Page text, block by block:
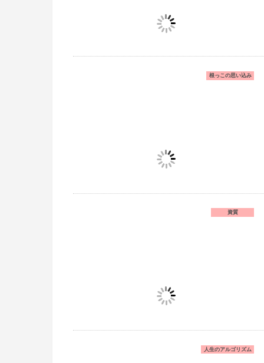
根っこの思い込み
資質
人生のアルゴリズム